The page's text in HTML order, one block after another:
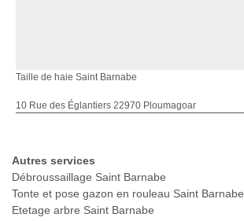
Taille de haie Saint Barnabe
10 Rue des Églantiers 22970 Ploumagoar
Autres services
Débroussaillage Saint Barnabe
Tonte et pose gazon en rouleau Saint Barnabe
Etetage arbre Saint Barnabe